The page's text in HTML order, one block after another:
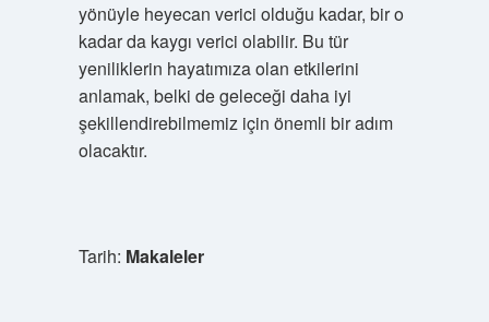
yönüyle heyecan verici olduğu kadar, bir o
kadar da kaygı verici olabilir. Bu tür
yeniliklerin hayatımıza olan etkilerini
anlamak, belki de geleceği daha iyi
şekillendirebilmemiz için önemli bir adım
olacaktır.
Tarih: Makaleler